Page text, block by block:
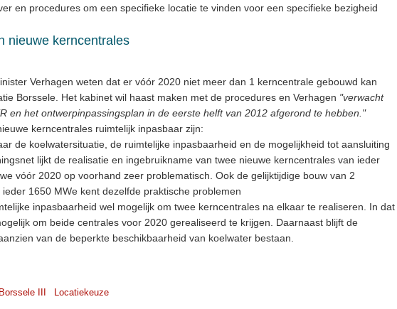
en procedures om een specifieke locatie te vinden voor een specifieke bezigheid
nieuwe kerncentrales
Verhagen weten dat er vóór 2020 niet meer dan 1 kerncentrale gebouwd kan
Borssele. Het kabinet wil haast maken met de procedures en Verhagen "verwacht
en het ontwerpinpassingsplan in de eerste helft van 2012 afgerond te hebben."
kerncentrales ruimtelijk inpasbaar zijn:
de koelwatersituatie, de ruimtelijke inpasbaarheid en de mogelijkheid tot aansluiting
lijkt de realisatie en ingebruikname van twee nieuwe kerncentrales van ieder
vóór 2020 op voorhand zeer problematisch. Ook de gelijktijdige bouw van 2
1650 MWe kent dezelfde praktische problemen
inpasbaarheid wel mogelijk om twee kerncentrales na elkaar te realiseren. In dat
om beide centrales voor 2020 gerealiseerd te krijgen. Daarnaast blijft de
van de beperkte beschikbaarheid van koelwater bestaan.
Borssele III
Locatiekeuze